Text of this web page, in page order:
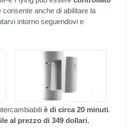
consente anche di abilitare la
intorno seguendovi e
è di circa 20 minuti.
al prezzo di 349 dollari.